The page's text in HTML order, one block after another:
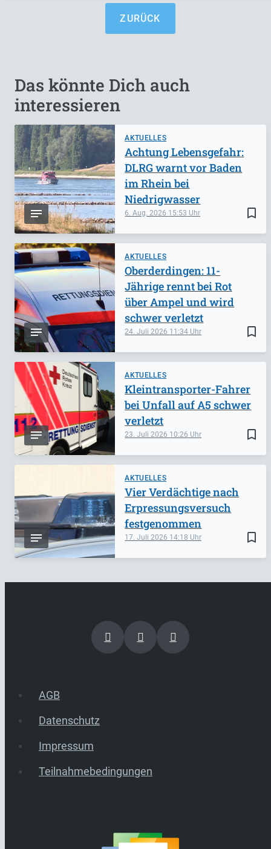
ZURÜCK
Das könnte Dich auch
interessieren
AKTUELLES
bookmark_border
6. Aug. 2026 15:53
Achtung Lebensgefahr:
DLRG warnt vor Baden
im Rhein bei
Niedrigwasser
AKTUELLES
bookmark_border
24. Juli 2026 11:34
Oberderdingen: 11-
Jährige rennt bei Rot
über Ampel und wird
schwer verletzt
AKTUELLES
bookmark_border
23. Juli 2026 10:26
Kleintransporter-Fahrer
bei Unfall auf A5 schwer
verletzt
AKTUELLES
bookmark_border
17. Juli 2026 14:18
Vier Verdächtige nach
Erpressungsversuch
festgenommen
AGB
Datenschutz
Impressum
Teilnahmebedingungen